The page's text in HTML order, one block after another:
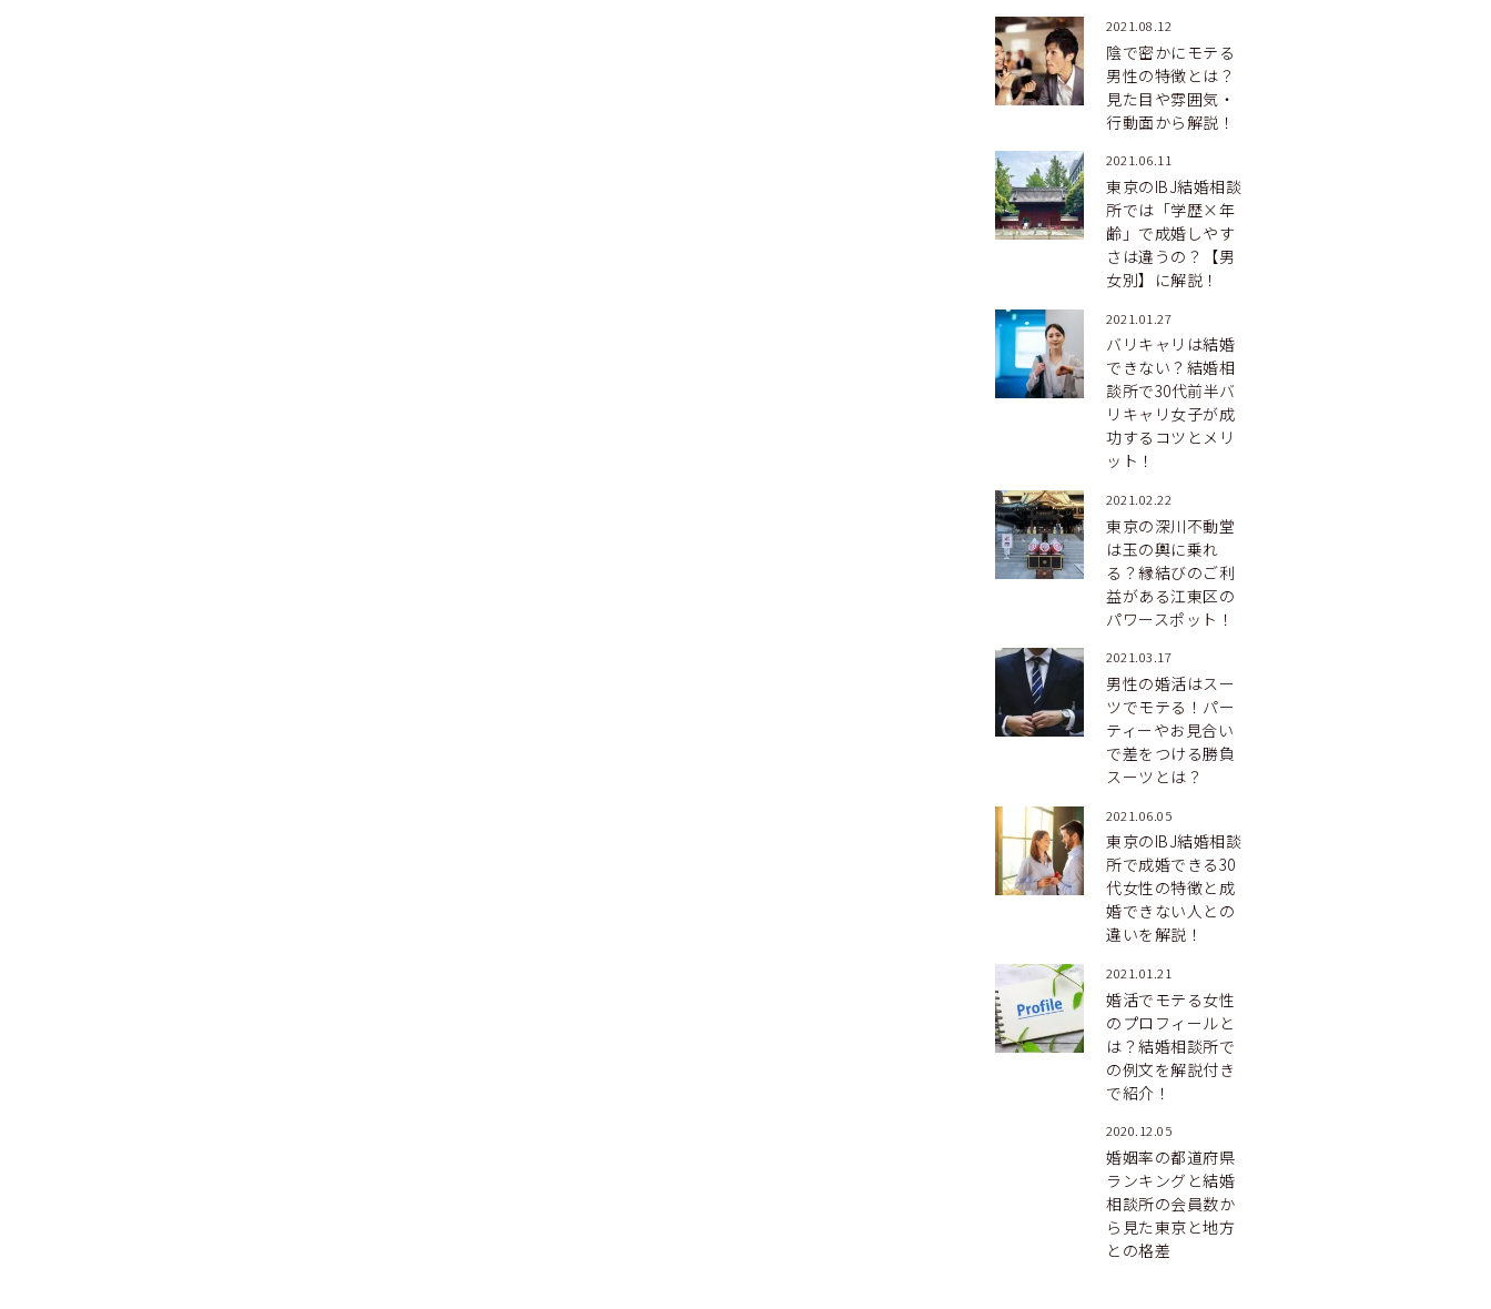
2021.08.12
陰で密かにモテる
男性の特徴とは？
見た目や雰囲気・
行動面から解説！
2021.06.11
東京のIBJ結婚相談
所では「学歴×年
齢」で成婚しやす
さは違うの？【男
女別】に解説！
2021.01.27
バリキャリは結婚
できない？結婚相
談所で30代前半バ
リキャリ女子が成
功するコツとメリ
ット！
2021.02.22
東京の深川不動堂
は玉の輿に乗れ
る？縁結びのご利
益がある江東区の
パワースポット！
2021.03.17
男性の婚活はスー
ツでモテる！パー
ティーやお見合い
で差をつける勝負
スーツとは？
2021.06.05
東京のIBJ結婚相談
所で成婚できる30
代女性の特徴と成
婚できない人との
違いを解説！
2021.01.21
婚活でモテる女性
のプロフィールと
は？結婚相談所で
の例文を解説付き
で紹介！
2020.12.05
婚姻率の都道府県
ランキングと結婚
相談所の会員数か
ら見た東京と地方
との格差